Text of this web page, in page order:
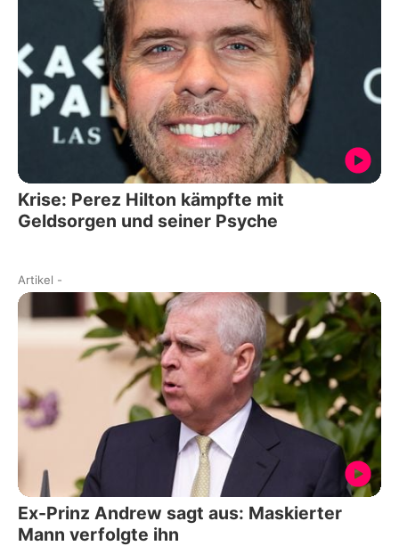
Krise: Perez Hilton kämpfte mit
Geldsorgen und seiner Psyche
Artikel -
Ex-Prinz Andrew sagt aus: Maskierter
Mann verfolgte ihn